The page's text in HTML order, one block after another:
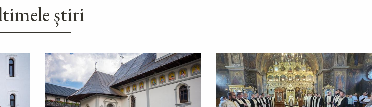
știri